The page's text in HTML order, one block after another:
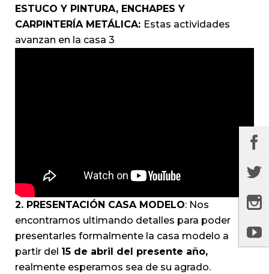
ESTUCO Y PINTURA, ENCHAPES Y
CARPINTERÍA METÁLICA: Estas actividades
avanzan en la casa 3
2. PRESENTACIÓN CASA MODELO: Nos
encontramos ultimando detalles para poder
presentarles formalmente la casa modelo a
partir del 15 de abril del presente año,
realmente esperamos sea de su agrado.